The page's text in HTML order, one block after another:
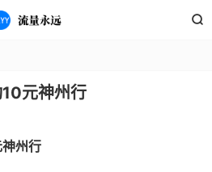

元神州行
州行